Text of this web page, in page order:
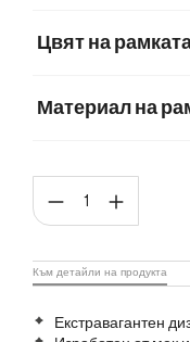
Цвят на
Материал на
Матирана
Екстравагантен
Към детайли на продукта